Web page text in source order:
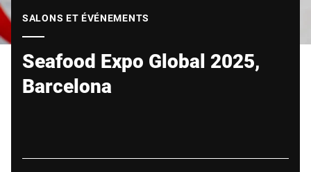
SALONS ET ÉVÉNEMENTS
Seafood Expo Global 2025,
Barcelona